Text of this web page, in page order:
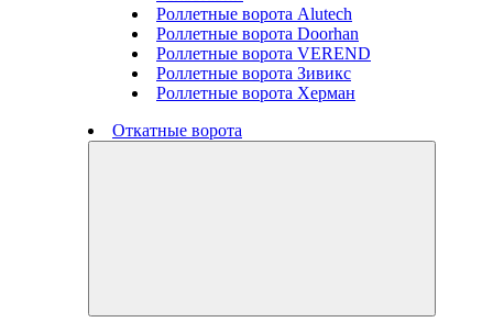
Роллетные ворота Alutech
Роллетные ворота Doorhan
Роллетные ворота VEREND
Роллетные ворота Зивикс
Роллетные ворота Херман
Откатные ворота